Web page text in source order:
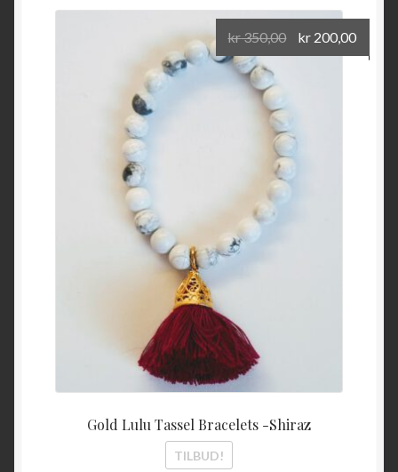
Gold Lulu Tassel Bracelets -Shiraz
TILBUD!
kr350,00
Opprinnelig
pris
kr 200,00
pris